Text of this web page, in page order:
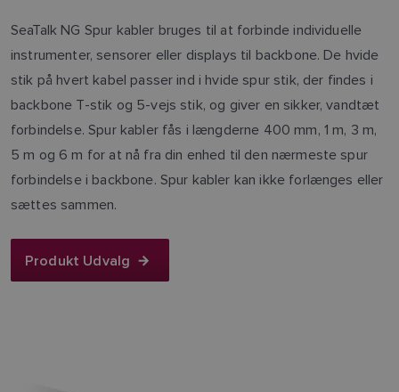
SeaTalk NG Spur kabler bruges til at forbinde individuelle
instrumenter, sensorer eller displays til backbone. De hvide
stik på hvert kabel passer ind i hvide spur stik, der findes i
backbone T-stik og 5-vejs stik, og giver en sikker, vandtæt
forbindelse. Spur kabler fås i længderne 400 mm, 1 m, 3 m,
5 m og 6 m for at nå fra din enhed til den nærmeste spur
forbindelse i backbone. Spur kabler kan ikke forlænges eller
sættes sammen.
Produkt Udvalg